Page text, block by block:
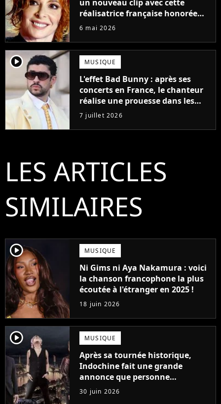
un nouveau clip avec cette
réalisatrice française honorée
d'une Palme d'or ?
6 mai 2026
player2 MUSIQUE
L'effet Bad Bunny : après ses
concerts en France, le chanteur
réalise une prouesse dans les
charts français
7 juillet 2026
LES ARTICLES
SIMILAIRES
player2 MUSIQUE
Ni Gims ni Aya Nakamura : voici
la chanson francophone la plus
écoutée à l'étranger en 2025 !
18 juin 2026
player2 MUSIQUE
Après sa tournée historique,
Indochine fait une grande
annonce que personne
n'attendait
30 juin 2026